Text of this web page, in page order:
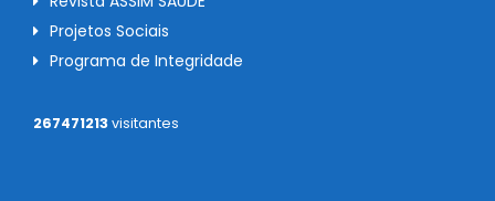
Projetos Sociais
Programa de Integridade
267471213visitantes